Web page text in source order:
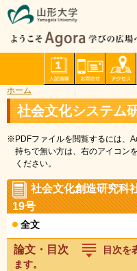
ホーム
社会文化システム
※PDFファイルを閲覧するには、
持ちで無い方は、右のアイコン
ください。
社会文化創造研究科
19号
全文
論文・目次
目次を
ます。